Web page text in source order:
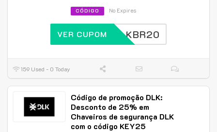
CÓDIGO No Expires
DLKBR20
VER CUPOM
159 Used - 0 Today
Código de promoção DLK:
Desconto de 25% em
Chaveiros de segurança DLK
com o código KEY25